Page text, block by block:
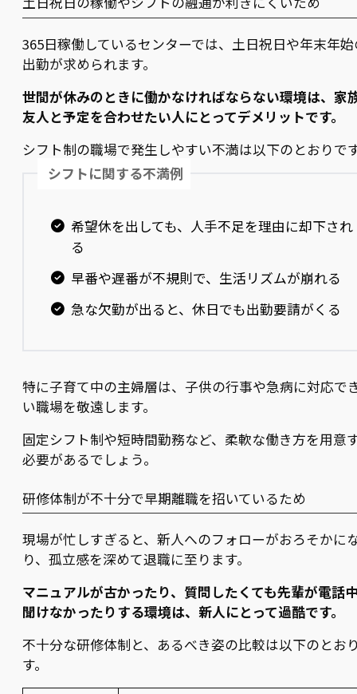
365日稼働しているセンターでは、土日祝日や年末年
出勤が求められます。
世間が休みのときに働かなければならない環境は、家
友人と予定を合わせたい人にとってデメリットです。
シフト制の職場で発生しやすい不満は以下のとおりで
シフトに関する不満例
希望休を出しても、人手不足を理由に却下され
る
早番や遅番が不規則で、生活リズムが崩れる
急な欠勤が出ると、休日でも出勤要請がくる
特に子育て中の主婦層は、子供の行事や急病に対応で
い職場を敬遠します。
固定シフト制や短時間勤務など、柔軟な働き方を用意
必要があるでしょう。
研修体制が不十分で早期離職を招いているため
現場が忙しすぎると、新人へのフォローがおろそかに
り、孤立感を深めて退職に至ります。
マニュアルが古かったり、質問したくても先輩が電話
聞けなかったりする環境は、新人にとって過酷です。
不十分な研修体制と、あるべき姿の比較は以下のとお
す。